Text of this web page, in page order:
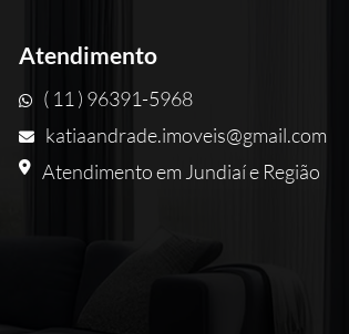
Atendimento
( 11 ) 96391-5968
katiaandrade.imoveis@gmail.com
Atendimento em Jundiaí e Região